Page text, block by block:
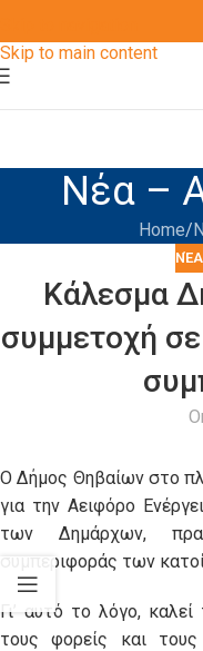
Skip to main content
Νέα –
Home
Κάλεσμα
συμμετοχή
Ο Δήμος Θηβαίων στο
για την Αειφόρο
των Δημάρχων,
συμπεριφοράς των
Γι’ αυτό το λόγο,
τους φορείς και